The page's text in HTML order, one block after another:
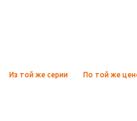
Из той же серии По той же